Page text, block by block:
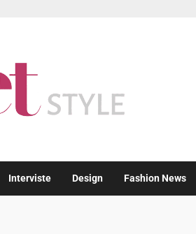
Interviste Design Fashion News